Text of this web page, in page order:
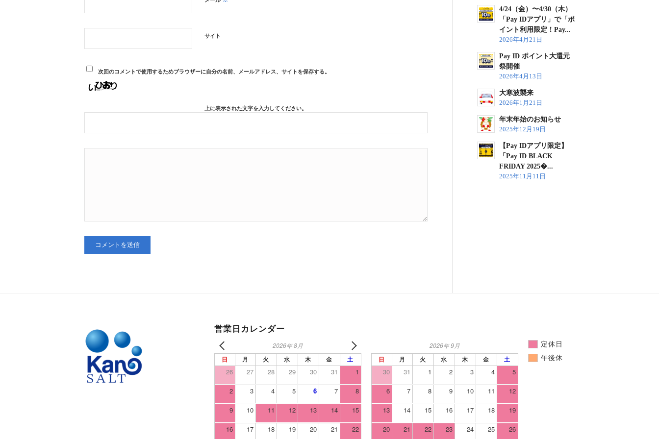
サイト
次回のコメントで使用するためブラウザーに自分の名前、メールアドレス、サイトを保存する。
上に表示された文字を入力してください。
4/24（金）〜4/30（木）
「Pay IDアプリ」で「ポ
イント利用限定！Pay...
2026年4月21日
Pay ID ポイント大還元
祭開催
2026年4月13日
大寒波襲来
2026年1月21日
年末年始のお知らせ
2025年12月19日
【Pay IDアプリ限定】
「Pay ID BLACK
FRIDAY 2025�...
2025年11月11日
営業日カレンダー
2026年 8月
日
月 火 水 木 金 土
26 27 28 29 30 31 1
2 3 4 5 6 7 8
9 10 11 12 13 14 15
16 17 18 19 20 21 22
2026年 9月
日
月 火 水 木 金 土
30 31 1 2 3 4 5
6 7 8 9 10 11 12
13 14 15 16 17 18 19
20 21 22 23 24 25 26
定休日
午後休